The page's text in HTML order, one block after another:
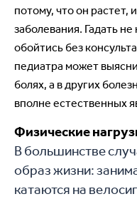
потому, что он растет,
заболевания. Гадать
обойтись без
педиатра может
болях, а в других
вполне естественных
Физические
В большинстве
образ жизни:
катаются на